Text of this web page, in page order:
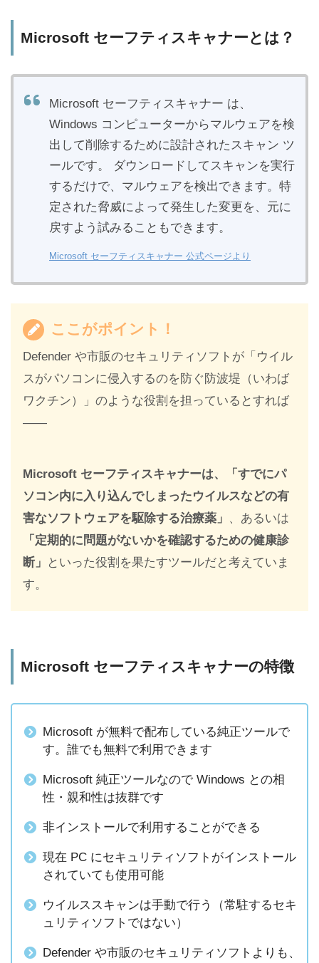
Microsoft セーフティスキャナーとは？
Microsoft セーフティスキャナー は、
Windows コンピューターからマルウェアを検
出して削除するために設計されたスキャン ツ
ールです。
ダウンロードしてスキャンを実行
するだけで、マルウェアを検出できます。特
定された脅威によって発生した変更を、元に
戻すよう試みることもできます。
Microsoft セーフティスキャナー 公式ページより
ここがポイント！
Defender や市販のセキュリティソフトが「ウイル
スがパソコンに侵入するのを防ぐ防波堤（いわば
ワクチン）」のような役割を担っているとすれば
――
Microsoft セーフティスキャナーは、「すでにパ
ソコン内に入り込んでしまったウイルスなどの有
害なソフトウェアを駆除する治療薬」 、あるいは
「定期的に問題がないかを確認するための健康診
断」
といった役割を果たすツールだと考えていま
す。
Microsoft セーフティスキャナーの特徴
Microsoft が無料で配布している純正ツールで
す。誰でも無料で利用できます
Microsoft 純正ツールなので Windows との相
性・親和性は抜群です
非インストールで利用することができる
現在 PC にセキュリティソフトがインストール
されていても使用可能
ウイルススキャンは手動で行う（常駐するセキ
ュリティソフトではない）
Defender や市販のセキュリティソフトよりも、